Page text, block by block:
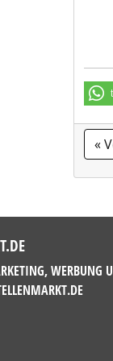
«
WERBUNG